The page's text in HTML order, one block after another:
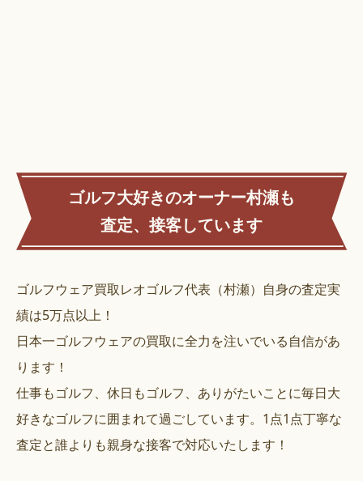
ゴルフ大好きのオーナー村瀬も
査定、接客しています
ゴルフウェア買取レオゴルフ代表（村瀬）自身の査定実
績は5万点以上！
日本一ゴルフウェアの買取に全力を注いでいる自信があ
ります！
仕事もゴルフ、休日もゴルフ、ありがたいことに毎日大
好きなゴルフに囲まれて過ごしています。1点1点丁寧な
査定と誰よりも親身な接客で対応いたします！